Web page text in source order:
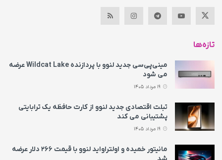
تازه‌ها
مینی‌پی‌سی جدید لنوو با پردازنده Wildcat Lake عرضه
می‌ شود
تبلت اقتصادی جدید لنوو از کارت حافظه یک ترابایتی
پشتیبانی می‌ کند
مانیتور خمیده و اولتراواید لنوو با قیمت ۲۶۶ دلار عرضه